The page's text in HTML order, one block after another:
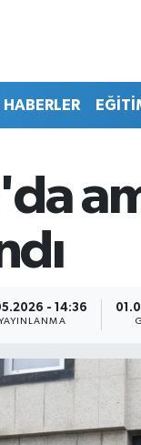
HABERLER
- 14:36